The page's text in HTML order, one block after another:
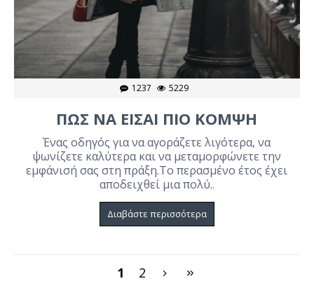
1237 5229
ΠΏΣ ΝΑ ΕΊΣΑΙ ΠΙΟ ΚΟΜΨΉ
Ένας οδηγός για να αγοράζετε λιγότερα, να
ψωνίζετε καλύτερα και να μεταμορφώνετε την
εμφάνισή σας στη πράξη.Το περασμένο έτος έχει
αποδειχθεί μια πολύ..
Διαβάστε περισσότερα
1 2